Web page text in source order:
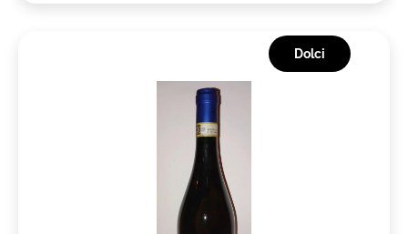
Dolci